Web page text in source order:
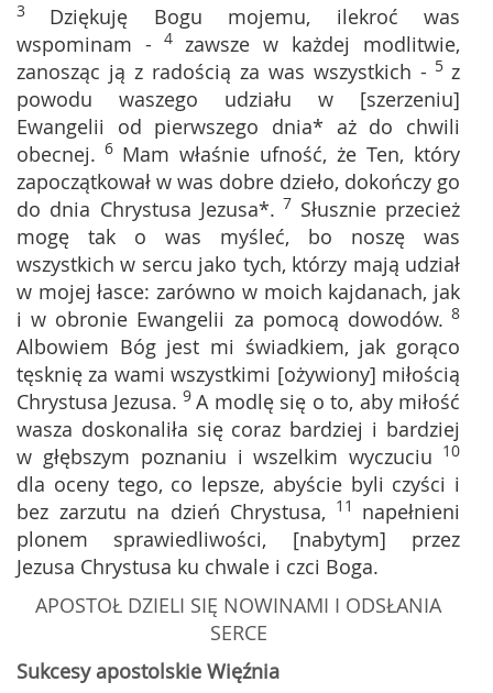
3 Dziękuję Bogu mojemu, ilekroć was
wspominam - 4 zawsze w każdej modlitwie,
zanosząc ją z radością za was wszystkich - 5 z
powodu waszego udziału w [szerzeniu]
Ewangelii od pierwszego dnia* aż do chwili
obecnej. 6 Mam właśnie ufność, że Ten, który
zapoczątkował w was dobre dzieło, dokończy go
do dnia Chrystusa Jezusa*. 7 Słusznie przecież
mogę tak o was myśleć, bo noszę was
wszystkich w sercu jako tych, którzy mają udział
w mojej łasce: zarówno w moich kajdanach, jak
i w obronie Ewangelii za pomocą dowodów. 8
Albowiem Bóg jest mi świadkiem, jak gorąco
tęsknię za wami wszystkimi [ożywiony] miłością
Chrystusa Jezusa. 9 A modlę się o to, aby miłość
wasza doskonaliła się coraz bardziej i bardziej
w głębszym poznaniu i wszelkim wyczuciu 10
dla oceny tego, co lepsze, abyście byli czyści i
bez zarzutu na dzień Chrystusa, 11 napełnieni
plonem sprawiedliwości, [nabytym] przez
Jezusa Chrystusa ku chwale i czci Boga.
APOSTOŁ DZIELI SIĘ NOWINAMI I ODSŁANIA
SERCE
Sukcesy apostolskie Więźnia